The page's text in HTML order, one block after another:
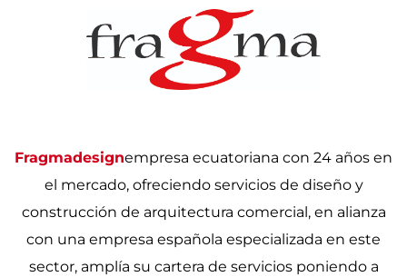
Fragmadesignempresa ecuatoriana con 24 años en
el mercado, ofreciendo servicios de diseño y
construcción de arquitectura comercial, en alianza
con una empresa española especializada en este
sector, amplía su cartera de servicios poniendo a